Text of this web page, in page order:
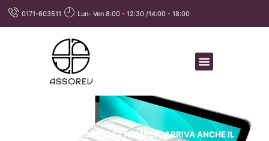
0171-603511 Lun- Ven 8:00 - 12:30 /14:00 - 18:00
FATTURAZIONE ELETTRONICA, ARRIVA ANCHE IL